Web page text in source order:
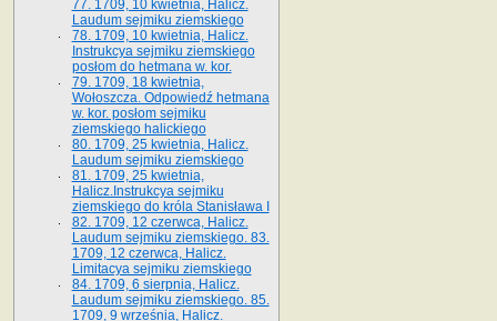
77. 1709, 10 kwietnia, Halicz.
Laudum sejmiku ziemskiego
78. 1709, 10 kwietnia, Halicz.
Instrukcya sejmiku ziemskiego
posłom do hetmana w. kor.
79. 1709, 18 kwietnia,
Wołoszcza. Odpowiedź hetmana
w. kor. posłom sejmiku
ziemskiego halickiego
80. 1709, 25 kwietnia, Halicz.
Laudum sejmiku ziemskiego
81. 1709, 25 kwietnia,
Halicz.Instrukcya sejmiku
ziemskiego do króla Stanisława I
82. 1709, 12 czerwca, Halicz.
Laudum sejmiku ziemskiego. 83.
1709, 12 czerwca, Halicz.
Limitacya sejmiku ziemskiego
84. 1709, 6 sierpnia, Halicz.
Laudum sejmiku ziemskiego. 85.
1709, 9 września, Halicz.